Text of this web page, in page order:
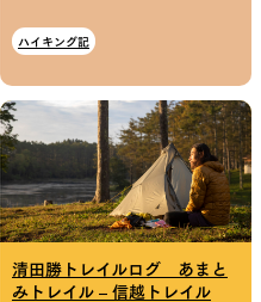
製品ロスをなくすための特別
ハイキング記
清田勝トレイルログ あまと
みトレイル – 信越トレイル